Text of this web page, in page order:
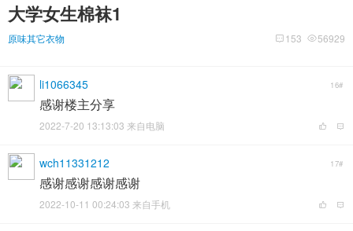
大学女生棉袜1
原味其它衣物 56929
153
li1066345 16#
感谢楼主分享
2022-7-20 13:13:03 来自电脑
wch11331212 17#
感谢感谢感谢感谢
2022-10-11 00:24:03 来自手机